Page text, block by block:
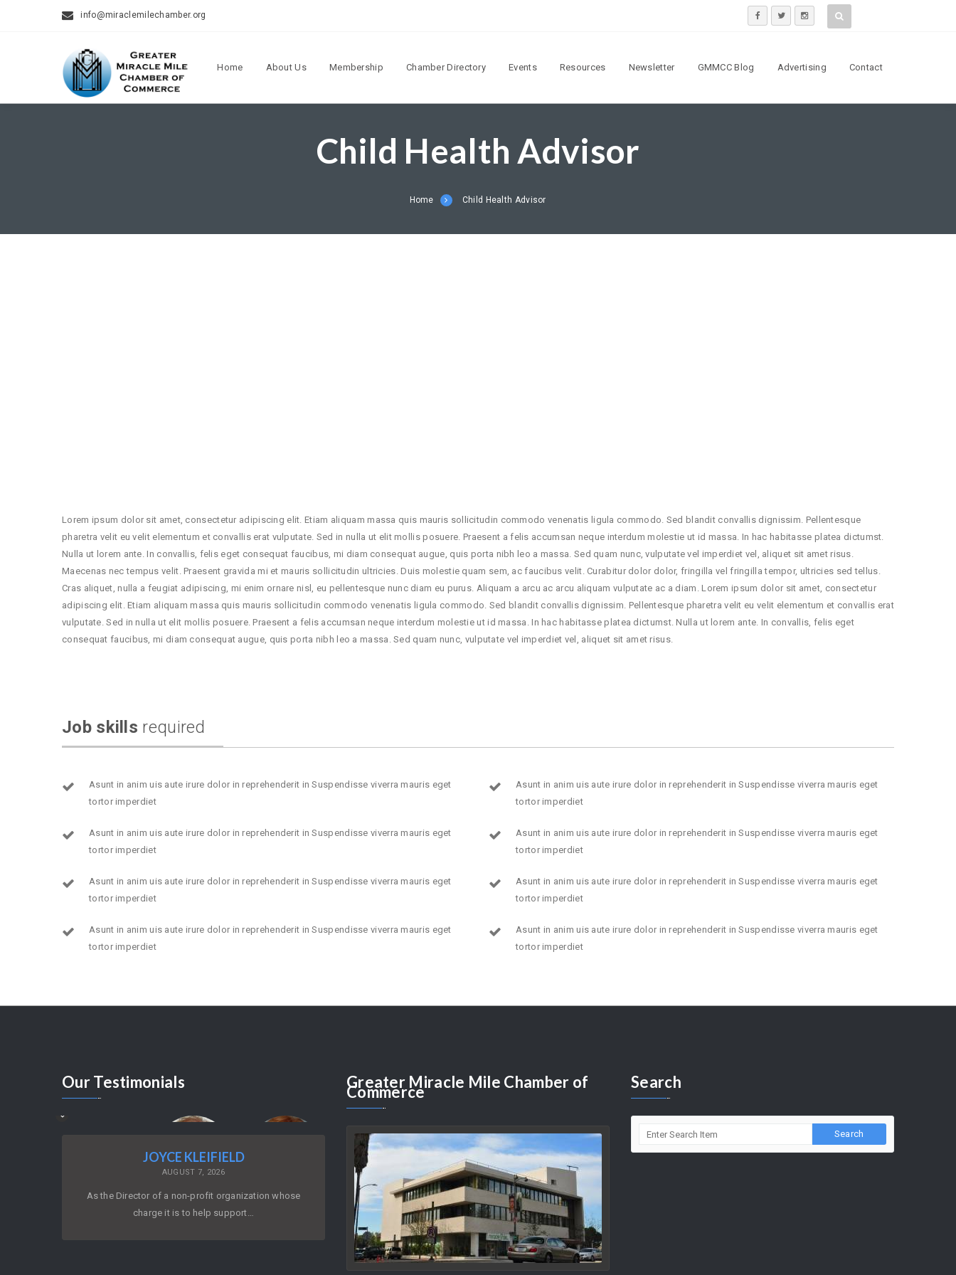
info@miraclemilechamber.org
Home About Us Membership Chamber Directory Events Resources Newsletter GMMCC Blog Advertising Contact
Child Health Advisor‎
Home Child Health Advisor‎
Lorem ipsum dolor sit amet, consectetur adipiscing elit. Etiam aliquam massa quis mauris sollicitudin commodo venenatis ligula commodo. Sed blandit convallis dignissim. Pellentesque
pharetra velit eu velit elementum et convallis erat vulputate. Sed in nulla ut elit mollis posuere. Praesent a felis accumsan neque interdum molestie ut id massa. In hac habitasse platea dictumst.
Nulla ut lorem ante. In convallis, felis eget consequat faucibus, mi diam consequat augue, quis porta nibh leo a massa. Sed quam nunc, vulputate vel imperdiet vel, aliquet sit amet risus.
Maecenas nec tempus velit. Praesent gravida mi et mauris sollicitudin ultricies. Duis molestie quam sem, ac faucibus velit. Curabitur dolor dolor, fringilla vel fringilla tempor, ultricies sed tellus.
Cras aliquet, nulla a feugiat adipiscing, mi enim ornare nisl, eu pellentesque nunc diam eu purus. Aliquam a arcu ac arcu aliquam vulputate ac a diam. Lorem ipsum dolor sit amet, consectetur
adipiscing elit. Etiam aliquam massa quis mauris sollicitudin commodo venenatis ligula commodo. Sed blandit convallis dignissim. Pellentesque pharetra velit eu velit elementum et convallis erat
vulputate. Sed in nulla ut elit mollis posuere. Praesent a felis accumsan neque interdum molestie ut id massa. In hac habitasse platea dictumst. Nulla ut lorem ante. In convallis, felis eget
consequat faucibus, mi diam consequat augue, quis porta nibh leo a massa. Sed quam nunc, vulputate vel imperdiet vel, aliquet sit amet risus.
Job skills required
Asunt in anim uis aute irure dolor in reprehenderit in Suspendisse viverra mauris eget
tortor imperdiet
Asunt in anim uis aute irure dolor in reprehenderit in Suspendisse viverra mauris eget
tortor imperdiet
Asunt in anim uis aute irure dolor in reprehenderit in Suspendisse viverra mauris eget
tortor imperdiet
Asunt in anim uis aute irure dolor in reprehenderit in Suspendisse viverra mauris eget
tortor imperdiet
Asunt in anim uis aute irure dolor in reprehenderit in Suspendisse viverra mauris eget
tortor imperdiet
Asunt in anim uis aute irure dolor in reprehenderit in Suspendisse viverra mauris eget
tortor imperdiet
Asunt in anim uis aute irure dolor in reprehenderit in Suspendisse viverra mauris eget
tortor imperdiet
Asunt in anim uis aute irure dolor in reprehenderit in Suspendisse viverra mauris eget
tortor imperdiet
OurTestimonials
JOYCE KLEIFIELD
AUGUST 7, 2026
As the Director of a non-profit organization whose
charge it is to help support…
Greater Miracle Mile Chamber of
Commerce
Search